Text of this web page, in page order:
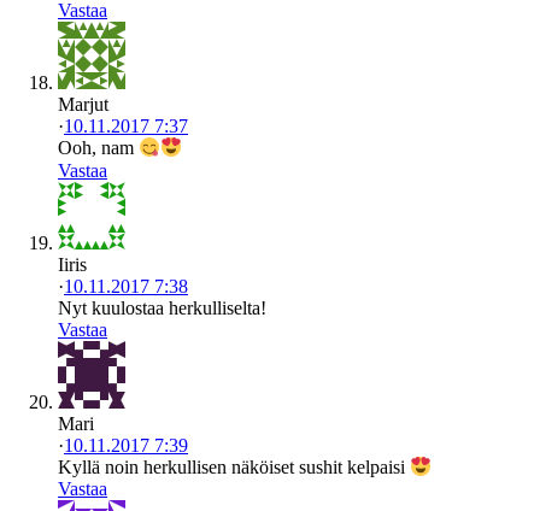
Vastaa
Marjut
·10.11.2017 7:37
Ooh, nam
Vastaa
Iiris
·10.11.2017 7:38
Nyt kuulostaa herkulliselta!
Vastaa
Mari
·10.11.2017 7:39
Kyllä noin herkullisen näköiset sushit kelpaisi
Vastaa